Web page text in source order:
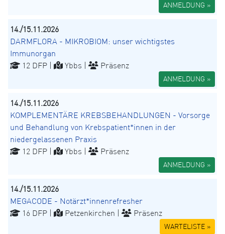
ANMELDUNG »
14./15.11.2026
DARMFLORA - MIKROBIOM: unser wichtigstes
Immunorgan
12 DFP |
Ybbs | Präsenz
ANMELDUNG »
14./15.11.2026
KOMPLEMENTÄRE KREBSBEHANDLUNGEN - Vorsorge
und Behandlung von Krebspatient*innen in der
niedergelassenen Praxis
12 DFP |
Ybbs | Präsenz
ANMELDUNG »
14./15.11.2026
MEGACODE - Notärzt*innenrefresher
16 DFP |
Petzenkirchen | Präsenz
WARTELISTE »